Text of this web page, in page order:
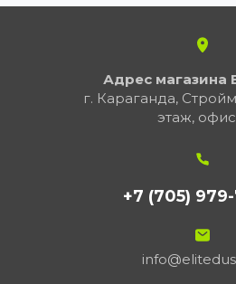
Адрес магазина
г. Караганда,
этаж,
+7 (705)